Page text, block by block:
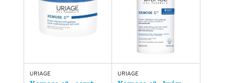
URIAGE URIAGE